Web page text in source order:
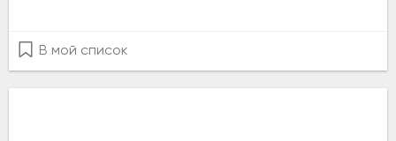
В мой список